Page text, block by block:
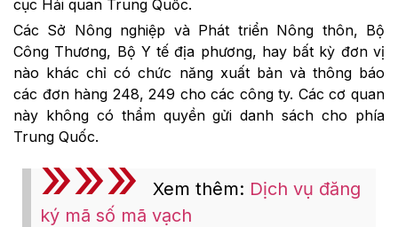
cục Hải quan Trung Quốc.
Các Sở Nông nghiệp và Phát triển Nông thôn, Bộ
Công Thương, Bộ Y tế địa phương, hay bất kỳ đơn vị
nào khác chỉ có chức năng xuất bản và thông báo
các đơn hàng 248, 249 cho các công ty. Các cơ quan
này không có thẩm quyền gửi danh sách cho phía
Trung Quốc.
Xem thêm: Dịch vụ đăng
ký mã số mã vạch